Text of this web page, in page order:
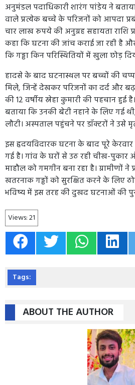
अनुमंडल पदाधिकारी शारंग पांडेय ने
वाले प्रत्येक बच्चे के परिजनों को आपदा
चार लाख रुपये की अनुग्रह सहायता राशि
कहा कि घटना की जांच कराई जा रही है
कि गड्ढा किन परिस्थितियों में खुला छोड़
हादसे के बाद घटनास्थल पर बच्चों की
मिले, जिन्हें देखकर परिजनों का दर्द और
की 12 वर्षीय स्नेहा कुमारी की पहचान हुई
बताया कि उनकी बेटी नहाने के लिए गई
लौटी। अस्पताल पहुंचने पर डॉक्टरों ने उसे
इस हृदयविदारक घटना के बाद पूरे
गई है। गांव के घरों से उठ रही चीख-पुकार
माहौल को गमगीन बना रहा है। ग्रामीणों
खतरनाक गड्ढों को सुरक्षित करने के लिए
भविष्य में इस तरह की दुखद घटनाओं की
Views:21
Tags:
ABOUT THE AUTHOR